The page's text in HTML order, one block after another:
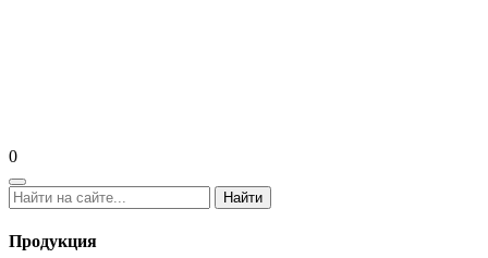
0
Найти
Продукция